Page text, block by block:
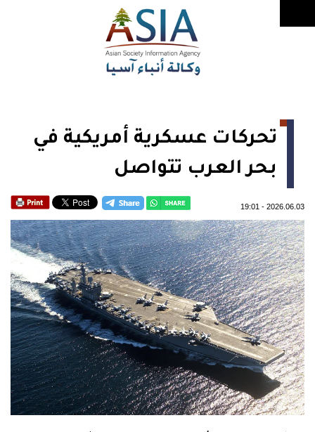
تحركات عسكرية أمريكية في
بحر العرب تتواصل
2026.06.03
-
19:01